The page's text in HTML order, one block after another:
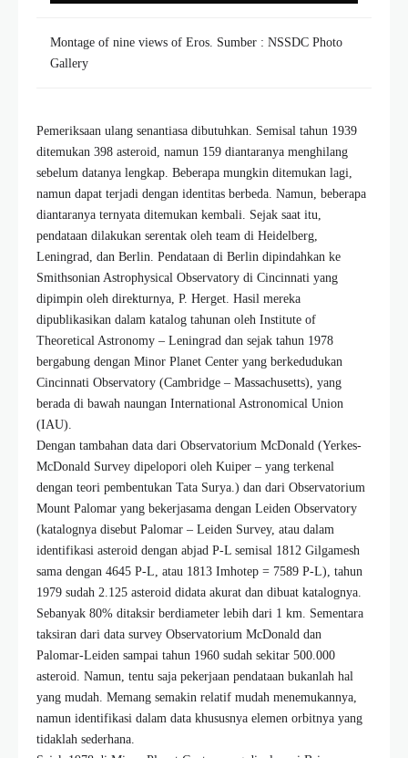
Montage of nine views of Eros. Sumber : NSSDC Photo
Gallery
Pemeriksaan ulang senantiasa dibutuhkan. Semisal tahun 1939
ditemukan 398 asteroid, namun 159 diantaranya menghilang
sebelum datanya lengkap. Beberapa mungkin ditemukan lagi,
namun dapat terjadi dengan identitas berbeda. Namun, beberapa
diantaranya ternyata ditemukan kembali. Sejak saat itu,
pendataan dilakukan serentak oleh team di Heidelberg,
Leningrad, dan Berlin. Pendataan di Berlin dipindahkan ke
Smithsonian Astrophysical Observatory di Cincinnati yang
dipimpin oleh direkturnya, P. Herget. Hasil mereka
dipublikasikan dalam katalog tahunan oleh Institute of
Theoretical Astronomy – Leningrad dan sejak tahun 1978
bergabung dengan Minor Planet Center yang berkedudukan
Cincinnati Observatory (Cambridge – Massachusetts), yang
berada di bawah naungan International Astronomical Union
(IAU).
Dengan tambahan data dari Observatorium McDonald (Yerkes-
McDonald Survey dipelopori oleh Kuiper – yang terkenal
dengan teori pembentukan Tata Surya.) dan dari Observatorium
Mount Palomar yang bekerjasama dengan Leiden Observatory
(katalognya disebut Palomar – Leiden Survey, atau dalam
identifikasi asteroid dengan abjad P-L semisal 1812 Gilgamesh
sama dengan 4645 P-L, atau 1813 Imhotep = 7589 P-L), tahun
1979 sudah 2.125 asteroid didata akurat dan dibuat katalognya.
Sebanyak 80% ditaksir berdiameter lebih dari 1 km. Sementara
taksiran dari data survey Observatorium McDonald dan
Palomar-Leiden sampai tahun 1960 sudah sekitar 500.000
asteroid. Namun, tentu saja pekerjaan pendataan bukanlah hal
yang mudah. Memang semakin relatif mudah menemukannya,
namun identifikasi dalam data khususnya elemen orbitnya yang
tidaklah sederhana.